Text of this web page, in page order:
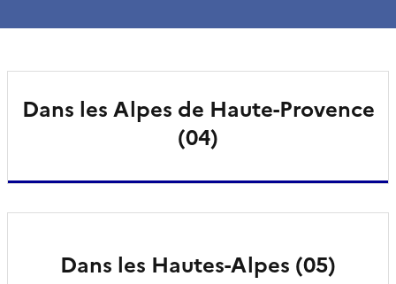
Dans les Alpes de Haute-Provence
(04)
Dans les Hautes-Alpes (05)